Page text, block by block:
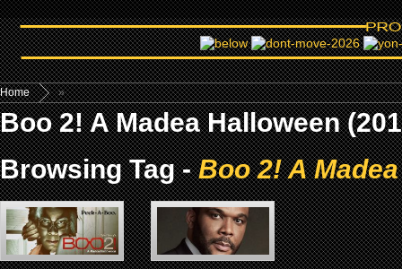
Home »
Boo 2! A Madea Halloween
Browsing Tag -Boo 2! A